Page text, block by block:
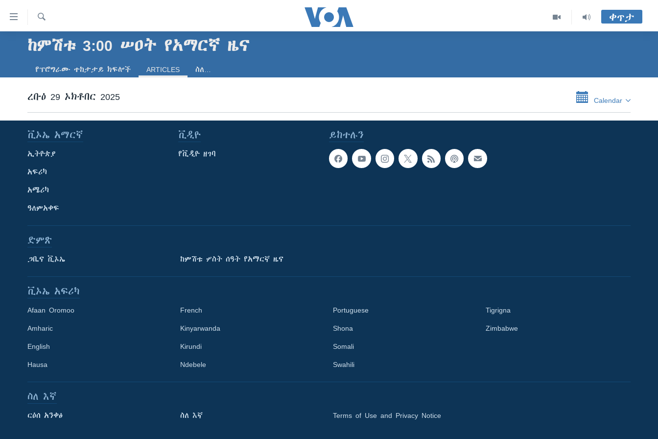
የመሥሪያ
ማገናኛዎች
ይዘት
ይዘት
አፍሪካ
ዓለምአቀፍ
አሜሪካ
መካከለኛው ምሥራቅ
ጋቢና ቪኦኤ
ከምሽቱ ሦስት ሰዓት የአማርኛ ዜና
ቪዲዮ
የፎቶ መድብሎች
ክምችት
ፈልግ
ቀጥታ
ከምሽቱ 3:00 ሠዐት የአማርኛ ዜና
የፕሮግራሙ ተከታታይ ክፍሎች ARTICLES ስለ…
ረቡዕ 29 ኦክቶበር 2025 Calendar
ይከተሉን
ቪኦኤ አማርኛ
ኢትዮጵያ
አፍሪካ
አሜሪካ
ዓለምአቀፍ
ቪዲዮ
የቪዲዮ ዘገባ
ድምጽ
ጋቢና ቪኦኤ ከምሽቱ ሦስት ሰዓት የአማርኛ ዜና
ቪኦኤ አፍሪካ
Afaan Oromoo
Amharic
English
Hausa
French
Kinyarwanda
Kirundi
Ndebele
Portuguese
Shona
Somali
Swahili
Tigrigna
Zimbabwe
ስለ እኛ
ርዕሰ አንቀፅ ስለ እኛ Terms of Use and Privacy Notice